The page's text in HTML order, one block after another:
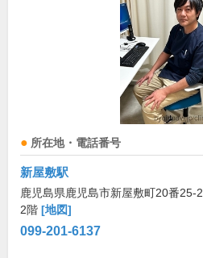
所在地・電話番号
新屋敷駅
鹿児島県鹿児島市新屋敷町20番25-2
2階 [地図]
099-201-6137